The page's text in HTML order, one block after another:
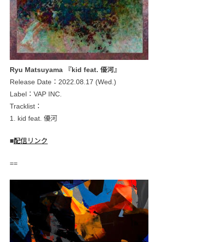
Ryu Matsuyama 『kid feat. 優河』
Release Date：2022.08.17 (Wed.)
Label：VAP INC.
Tracklist：
1. kid feat. 優河
■配信リンク
==